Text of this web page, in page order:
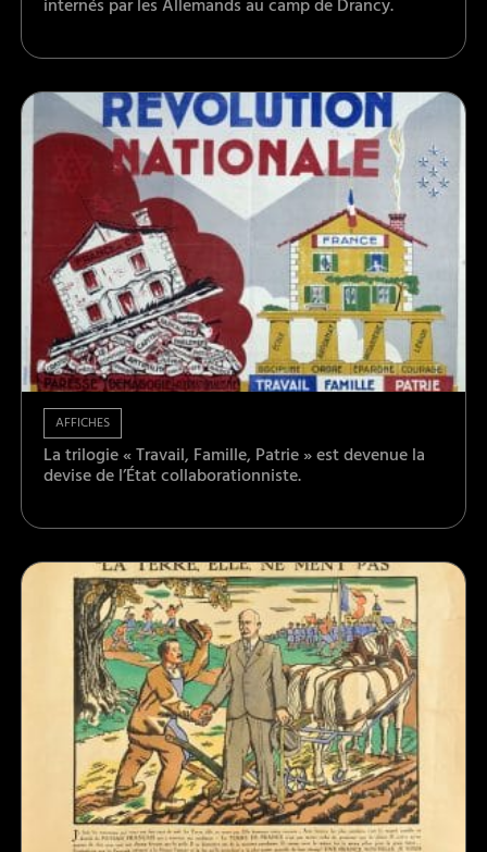
internés par les Allemands au camp de Drancy.
AFFICHES
La trilogie « Travail, Famille, Patrie » est devenue la
devise de l’État collaborationniste.